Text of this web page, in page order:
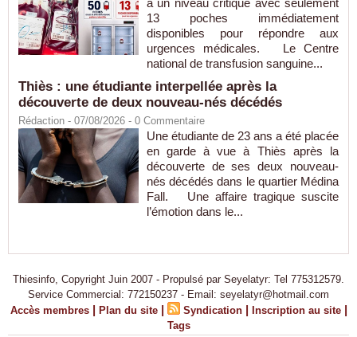
à un niveau critique avec seulement
13 poches immédiatement
disponibles pour répondre aux
urgences médicales. Le Centre
national de transfusion sanguine...
Thiès : une étudiante interpellée après la
découverte de deux nouveau-nés décédés
Rédaction - 07/08/2026 - 0 Commentaire
Une étudiante de 23 ans a été placée
en garde à vue à Thiès après la
découverte de ses deux nouveau-
nés décédés dans le quartier Médina
Fall. Une affaire tragique suscite
l’émotion dans le...
Thiesinfo, Copyright Juin 2007 - Propulsé par Seyelatyr: Tel 775312579.
Service Commercial: 772150237 - Email: seyelatyr@hotmail.com
Accès membres | Plan du site | Syndication | Inscription au site |
Tags